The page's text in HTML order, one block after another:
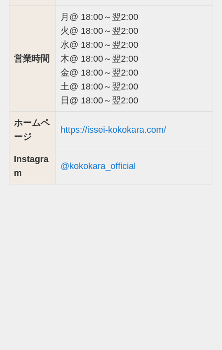
営業時間
月@ 18:00～翌2:00
火@ 18:00～翌2:00
水@ 18:00～翌2:00
木@ 18:00～翌2:00
金@ 18:00～翌2:00
土@ 18:00～翌2:00
日@ 18:00～翌2:00
ホームペ
ージ
https://issei-kokokara.com/
Instagra
m
@kokokara_official